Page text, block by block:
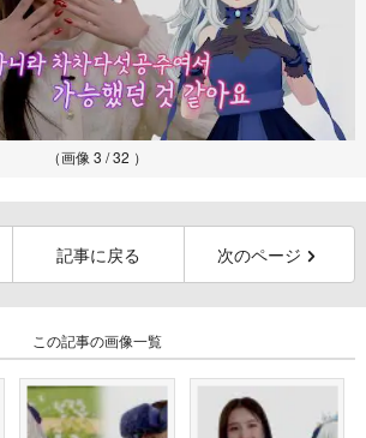
（画像 3 / 32 ）
記事に戻る 次のページ
この記事の画像一覧